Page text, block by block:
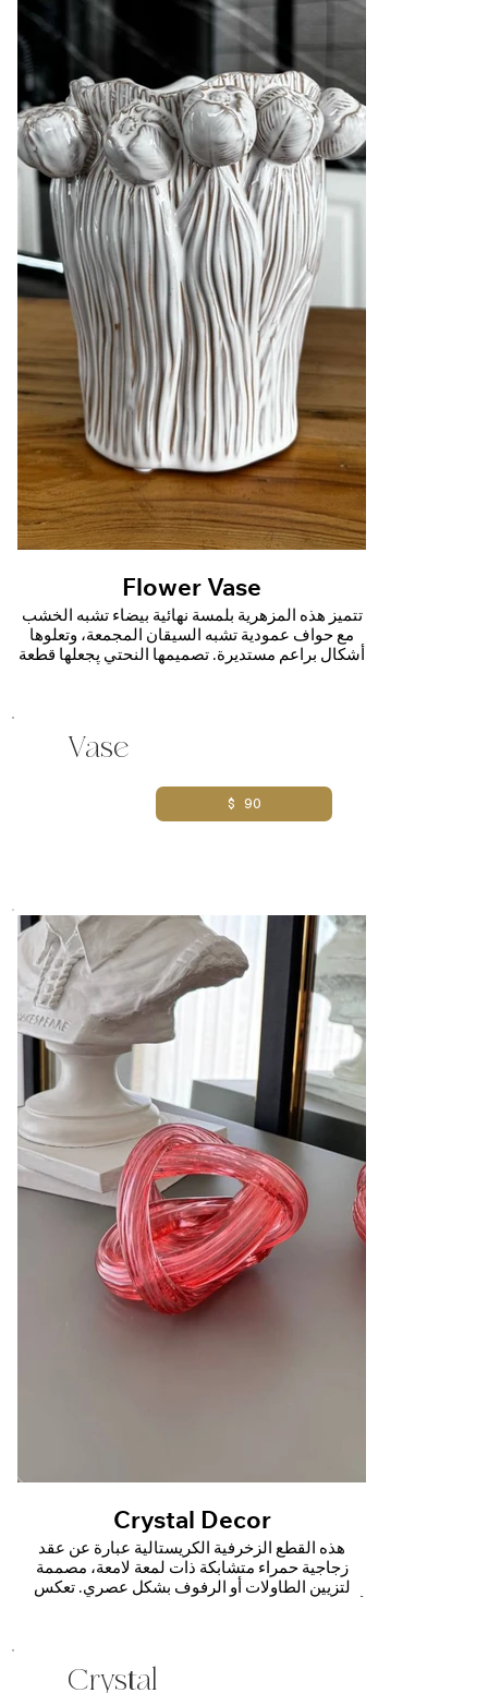
Vase
$ 90
Flower Vase
تتميز هذه المزهرية بلمسة نهائية بيضاء تشبه الخشب
مع حواف عمودية تشبه السيقان المجمعة، وتعلوها
أشكال براعم مستديرة. تصميمها النحتي يجعلها قطعة
Crystal
Crystal Decor
هذه القطع الزخرفية الكريستالية عبارة عن عقد
زجاجية حمراء متشابكة ذات لمعة لامعة، مصممة
لتزيين الطاولات أو الرفوف بشكل عصري. تعكس